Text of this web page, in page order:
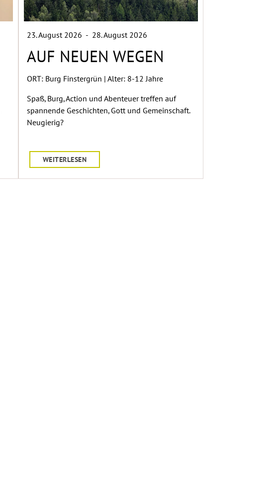
23. August 2026 - 28. August 2026
AUF NEUEN WEGEN
ORT: Burg Finstergrün | Alter: 8-12 Jahre
Spaß, Burg, Action und Abenteuer treffen auf
spannende Geschichten, Gott und Gemeinschaft.
Neugierig?
WEITERLESEN